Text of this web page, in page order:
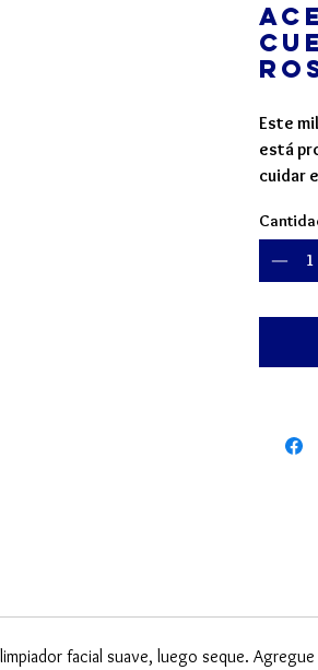
Este
está
cuidar
incluso
Cara:
piel
809-
facial suave, luego seque.